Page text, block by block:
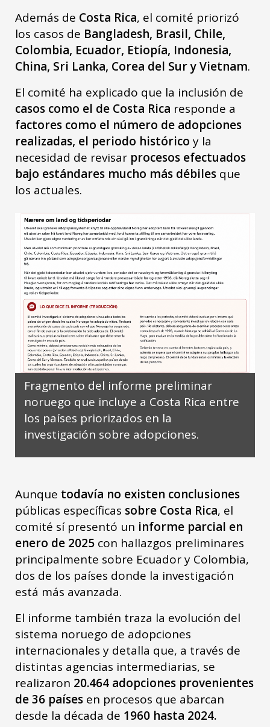
Además de Costa Rica, el comité priorizó
los casos de Bangladesh, Brasil, Chile,
Colombia, Ecuador, Etiopía, Indonesia,
China, Sri Lanka, Corea del Sur y Vietnam.
El comité ha explicado que la inclusión de
casos como el de Costa Rica responde a
factores como el número de adopciones
realizadas, el periodo histórico y la
necesidad de revisar procesos efectuados
bajo estándares mucho más débiles que
los actuales.
Fragmento del informe preliminar
noruego que incluye a Costa Rica entre
los países priorizados en la
investigación sobre adopciones.
Aunque todavía no existen conclusiones
públicas específicas sobre Costa Rica, el
comité sí presentó un informe parcial en
enero de 2025 con hallazgos preliminares
principalmente sobre Ecuador y Colombia,
dos de los países donde la investigación
está más avanzada.
El informe también traza la evolución del
sistema noruego de adopciones
internacionales y detalla que, a través de
distintas agencias intermediarias, se
realizaron 20.464 adopciones provenientes
de 36 países en procesos que abarcan
desde la década de 1960 hasta 2024.